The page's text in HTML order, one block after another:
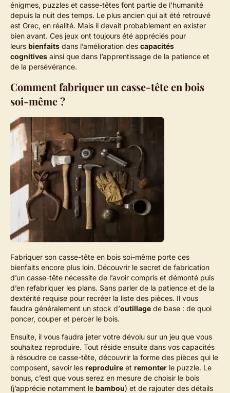
énigmes, puzzles et casse-têtes font partie de l’humanité
depuis la nuit des temps. Le plus ancien qui ait été retrouvé
est Grec, en réalité. Mais il devait probablement en exister
bien avant. Ces jeux ont toujours été appréciés pour
leurs bienfaits dans l’amélioration des capacités
cognitives ainsi que dans l’apprentissage de la patience et
de la persévérance.
Comment fabriquer un casse-tête en bois
soi-même ?
Fabriquer son casse-tête en bois soi-même porte ces
bienfaits encore plus loin. Découvrir le secret de fabrication
d’un casse-tête nécessite de l’avoir compris et démonté puis
d’en refabriquer les plans. Sans parler de la patience et de la
dextérité requise pour recréer la liste des pièces. Il vous
faudra généralement un stock d’outillage de base : de quoi
poncer, couper et percer le bois.
Ensuite, il vous faudra jeter votre dévolu sur un jeu que vous
souhaitez reproduire. Tout réside ensuite dans vos capacités
à résoudre ce casse-tête, découvrir la forme des pièces qui le
composent, savoir les reproduire et remonter le puzzle. Le
bonus, c’est que vous serez en mesure de choisir le bois
(j’apprécie notamment le bambou) et de rajouter des détails